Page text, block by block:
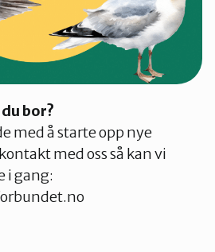
bor?
med å starte opp nye
med oss så kan vi
i gang: